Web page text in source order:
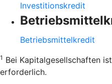
Investitionskredit
Betriebsmittelkredit
1 Bei Kapitalgesellschaften
erforderlich.